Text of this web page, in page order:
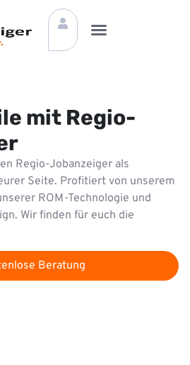
mit Regio-
Regio-Jobanzeiger als
Seite. Profitiert von unserem
ROM-Technologie und
Wir finden für euch die
Beratung